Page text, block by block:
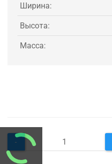
Ширина:
Высота:
Масса:
-